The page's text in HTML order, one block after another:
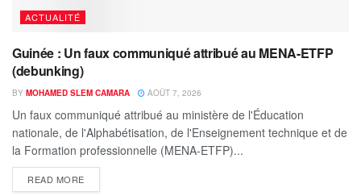
ACTUALITÉ
Guinée : Un faux communiqué attribué au MENA-ETFP
(debunking)
BY MOHAMED SLEM CAMARA AOÛT 7, 2026
Un faux communiqué attribué au ministère de l'Éducation
nationale, de l'Alphabétisation, de l'Enseignement technique et de
la Formation professionnelle (MENA-ETFP)...
READ MORE